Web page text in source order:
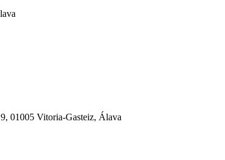
01005 Vitoria-Gasteiz, Álava